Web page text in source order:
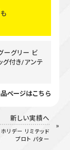
も
グリー ビ
付き/アンテ
ページはこちら
新しい実績へ
リデー リミテッド
プロト パター